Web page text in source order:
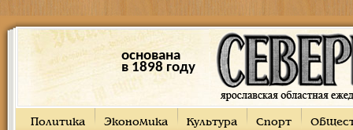
основана
в 1898 году
Политика Экономика Культура Спорт